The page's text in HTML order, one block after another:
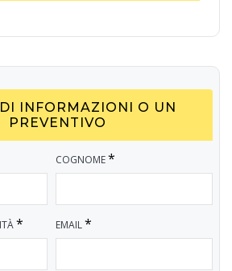
INFORMAZIONI O UN
PREVENTIVO
COGNOME*
* EMAIL*